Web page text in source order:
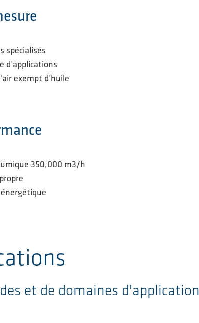
spécialisés
d’applications
exempt d’huile
350,000 m3/h
et de domaines d'application